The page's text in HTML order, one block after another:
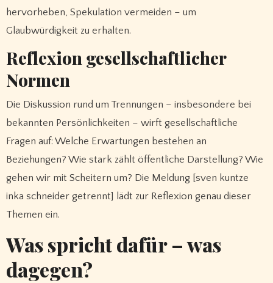
hervorheben, Spekulation vermeiden – um
Glaubwürdigkeit zu erhalten.
Reflexion gesellschaftlicher
Normen
Die Diskussion rund um Trennungen – insbesondere bei
bekannten Persönlichkeiten – wirft gesellschaftliche
Fragen auf: Welche Erwartungen bestehen an
Beziehungen? Wie stark zählt öffentliche Darstellung? Wie
gehen wir mit Scheitern um? Die Meldung [sven kuntze
inka schneider getrennt] lädt zur Reflexion genau dieser
Themen ein.
Was spricht dafür – was
dagegen?